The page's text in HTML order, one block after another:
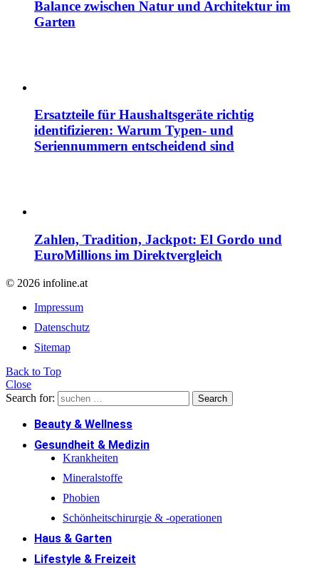
Balance zwischen Natur und Architektur im
Garten
Ersatzteile für Haushaltsgeräte richtig
identifizieren: Warum Typen- und
Seriennummern entscheidend sind
Zahlen, Tradition, Jackpot: El Gordo und
EuroMillions im Direktvergleich
© 2026 infoline.at
Impressum
Datenschutz
Sitemap
Back to Top
Close
Search for:
Search
Beauty & Wellness
Gesundheit & Medizin
Krankheiten
Mineralstoffe
Phobien
Schönheitschirurgie & -operationen
Haus & Garten
Lifestyle & Freizeit